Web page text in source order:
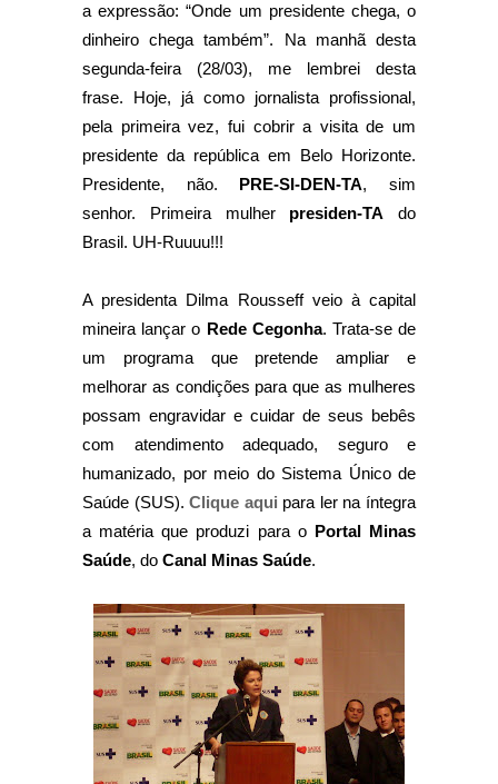
a expressão: “Onde um presidente chega, o
dinheiro chega também”. Na manhã desta
segunda-feira (28/03), me lembrei desta
frase. Hoje, já como jornalista profissional,
pela primeira vez, fui cobrir a visita de um
presidente da república em Belo Horizonte.
Presidente, não. PRE-SI-DEN-TA, sim
senhor. Primeira mulher presiden-TA do
Brasil. UH-Ruuuu!!!
A presidenta Dilma Rousseff veio à capital
mineira lançar o Rede Cegonha. Trata-se de
um programa que pretende ampliar e
melhorar as condições para que as mulheres
possam engravidar e cuidar de seus bebês
com atendimento adequado, seguro e
humanizado, por meio do Sistema Único de
Saúde (SUS).Clique aqui para ler na íntegra
a matéria que produzi para o Portal Minas
Saúde, do Canal Minas Saúde.